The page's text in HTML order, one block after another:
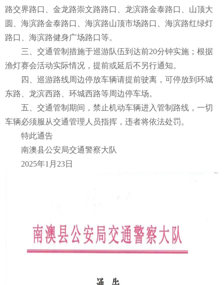
路交界路口、金龙路崇文路路口、龙滨路金泰路口、山顶大
圆、海滨路金泰路口、海滨路山顶市场路口、海滨路红绿灯
路口、海滨路健身广场路口等。
三、交通管制措施于巡游队伍到达前20分钟实施；根据
渔灯赛会活动实际情况，提前或延后不另行通知。
四、巡游路线周边停放车辆请提前驶离，可停放到环城
东路、龙滨西路、环城西路等周边停车场。
五、交通管制期间，禁止机动车辆进入管制路线，一切
车辆必须服从交通管理人员指挥，违者将依法处罚。
特此通告
南澳县公安局交通警察大队
2025年1月23日